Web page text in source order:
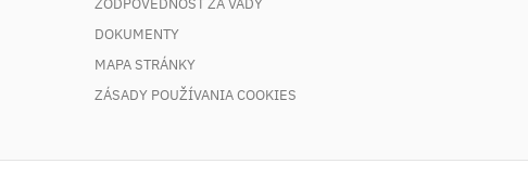
ZODPOVEDNOSŤ ZA VADY
DOKUMENTY
MAPA STRÁNKY
ZÁSADY POUŽÍVANIA COOKIES